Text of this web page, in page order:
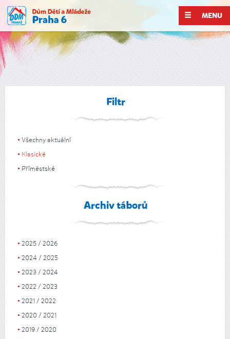
MENU
Filtr
Všechny aktuální
Klasické
Příměstské
Archiv táborů
2025 / 2026
2024 / 2025
2023 / 2024
2022 / 2023
2021 / 2022
2020 / 2021
2019 / 2020